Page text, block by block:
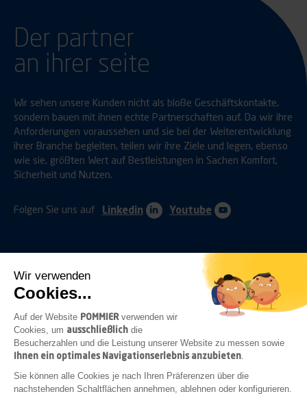
Wir verwenden
Cookies...
Auf der Website POMMIER verwenden wir
Cookies, um ausschließlich die
Besucherzahlen und die Leistung unserer Website zu messen sowie
Ihnen ein optimales Navigationserlebnis anzubieten.
Sie können alle Cookies je nach Ihren Präferenzen über die
nachstehenden Schaltflächen annehmen, ablehnen oder konfigurieren.
Der partner
an ihrer seite
Wir sehen unsere Kunden nicht als bloße Geschäftskontakte,
sondern bauen mit ihnen echte Partnerschaften auf. Da wir ihre
Anforderungen voraussehen und sie bei der Weiterentwicklung
ihrer Branche begleiten, teilen wir ihre Ziele und legen, ebenso
wie sie, größten Wert auf Bestleistungen in Sachen Komfort,
Sicherheit und Nutzen.
Folgen Sie uns auf Linkedin Youtube
SCHUTZVORRICHTUNGEN